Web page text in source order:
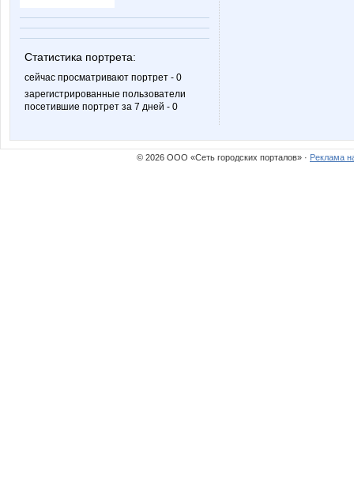
Статистика портрета:
сейчас просматривают портрет - 0
зарегистрированные пользователи
посетившие портрет за 7 дней - 0
© 2026 ООО «Сеть городских порталов» · Реклама